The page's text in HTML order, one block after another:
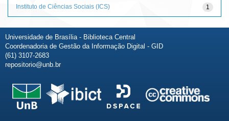
1
Instituto de Ciências Sociais (ICS)
Universidade de Brasília - Biblioteca Central
Coordenadoria de Gestão da Informação Digital - GID
(61) 3107-2683
repositorio@unb.br